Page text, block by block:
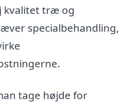
kvalitet træ og
specialbehandling,
tage højde for